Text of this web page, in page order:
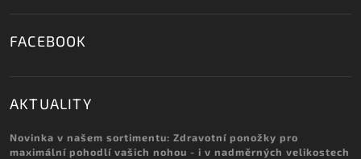
FACEBOOK
AKTUALITY
Novinka v našem sortimentu: Zdravotní ponožky pro
maximální pohodlí vašich nohou - i v nadměrných velikostech